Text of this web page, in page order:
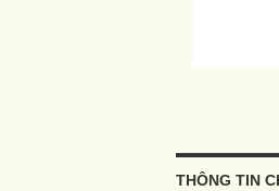
THÔNG TIN